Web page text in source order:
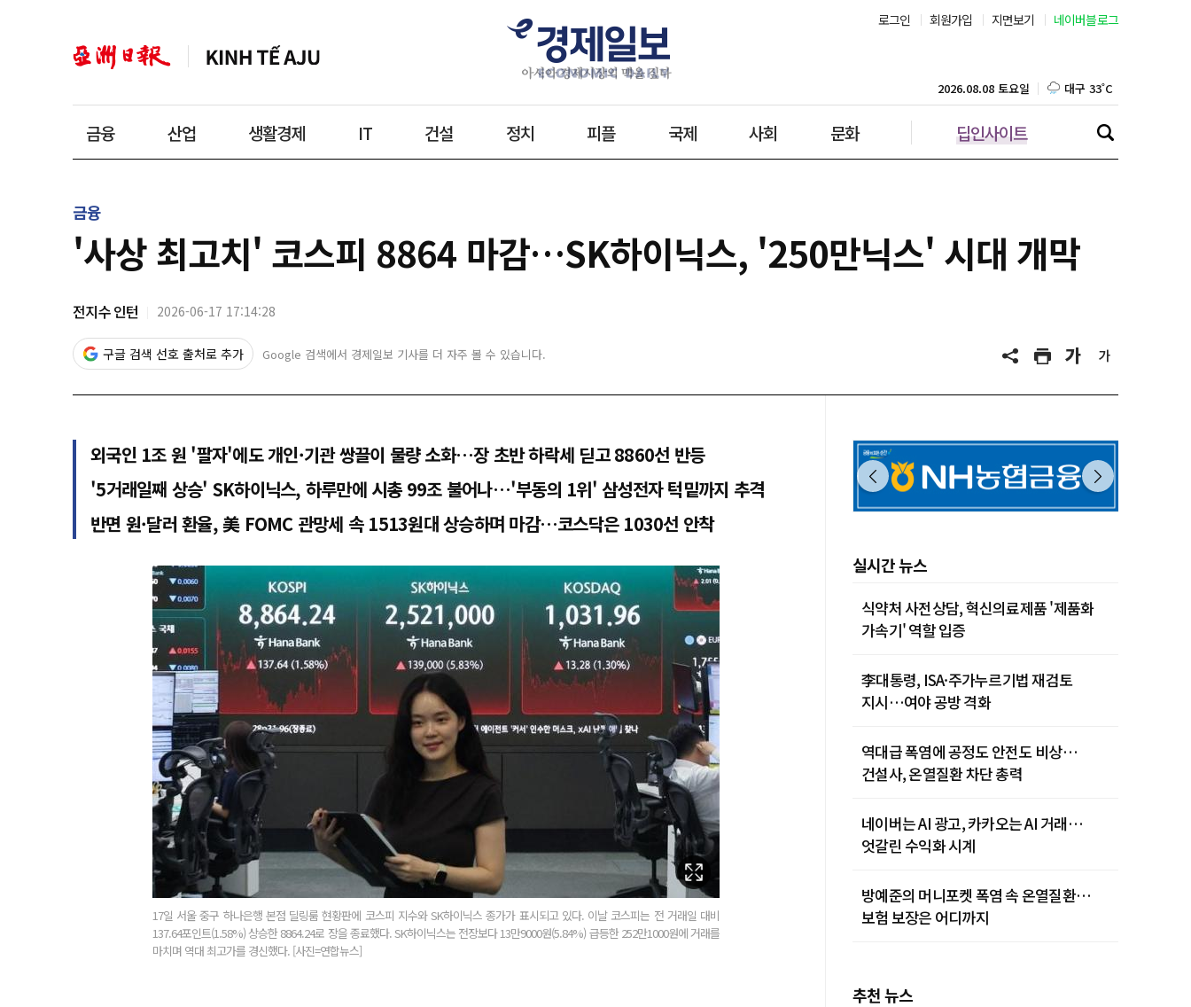
로그인 회원가입 지면보기 네이버블로그
금융 산업 생활경제 IT 건설 정치 피플 국제 사회 문화 딥인사이트
2026.08.08 토요일 대구 33˚C
인천 33˚C
울산 31˚C
제주 30˚C
금융
'사상 최고치' 코스피 8864 마감…SK하이닉스, '250만닉스' 시대 개막
전지수 인턴 2026-06-17 17:14:28
구글 검색 선호 출처로 추가 Google 검색에서 경제일보 기사를 더 자주 볼 수 있습니다.
외국인 1조 원 '팔자'에도 개인·기관 쌍끌이 물량 소화…장 초반 하락세 딛고 8860선 반등
'5거래일째 상승' SK하이닉스, 하루만에 시총 99조 불어나…'부동의 1위' 삼성전자 턱밑까지 추격
반면 원·달러 환율, 美 FOMC 관망세 속 1513원대 상승하며 마감…코스닥은 1030선 안착
17일 서울 중구 하나은행 본점 딜링룸 현황판에 코스피 지수와 SK하이닉스 종가가 표시되고 있다. 이날 코스피는 전 거래일 대비
137.64포인트(1.58%) 상승한 8864.24로 장을 종료했다. SK하이닉스는 전장보다 13만9000원(5.84%) 급등한 252만1000원에 거래를
마치며 역대 최고가를 경신했다. [사진=연합뉴스]
실시간 뉴스
식약처 사전상담, 혁신의료제품 '제품화
가속기' 역할 입증
李대통령, ISA·주가누르기법 재검토
지시…여야 공방 격화
역대급 폭염에 공정도 안전도 비상…
건설사, 온열질환 차단 총력
네이버는 AI 광고, 카카오는 AI 거래…
엇갈린 수익화 시계
방예준의 머니포켓 폭염 속 온열질환…
보험 보장은 어디까지
추천 뉴스